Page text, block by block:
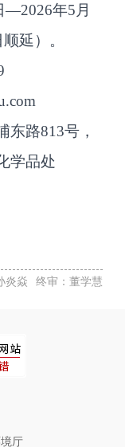
—2026年5月
延）。
东路813号，
学品处
炎焱 终审：董学慧
厅